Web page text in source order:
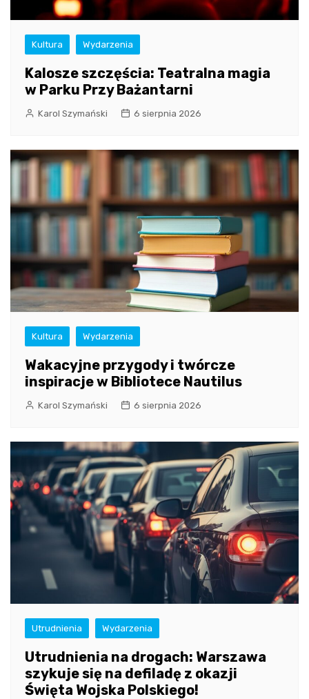
Kultura Wydarzenia
Kalosze szczęścia: Teatralna magia
w Parku Przy Bażantarni
Karol Szymański 6 sierpnia 2026
Kultura Wydarzenia
Wakacyjne przygody i twórcze
inspiracje w Bibliotece Nautilus
Karol Szymański 6 sierpnia 2026
Utrudnienia Wydarzenia
Utrudnienia na drogach: Warszawa
szykuje się na defiladę z okazji
Święta Wojska Polskiego!